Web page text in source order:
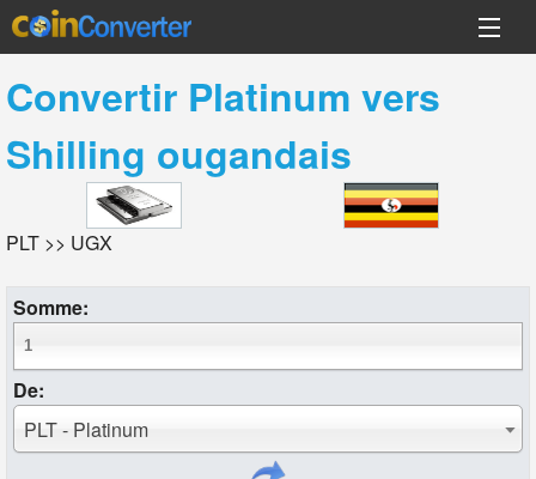
Convertir Platinum vers
Shilling ougandais
PLT >> UGX
Somme:
De:
PLT - Platinum